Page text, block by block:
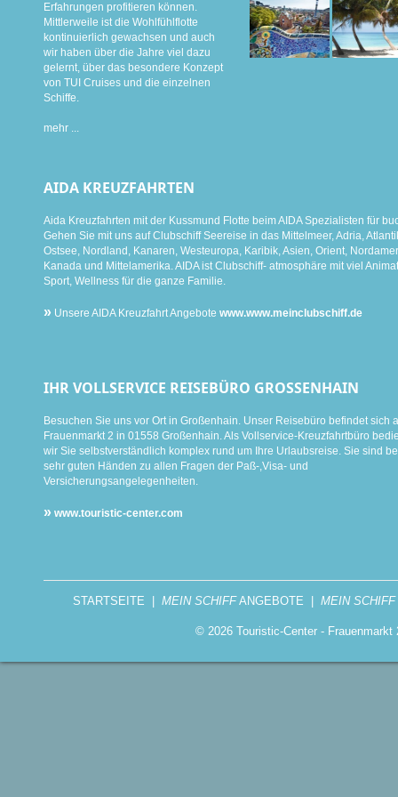
Erfahrungen profitieren können.
Mittlerweile ist die Wohlfühlflotte
kontinuierlich gewachsen und auch
wir haben über die Jahre viel dazu
gelernt, über das besondere Konzept
von TUI Cruises und die einzelnen
Schiffe.
mehr ...
AIDA KREUZFAHRTEN
Aida Kreuzfahrten mit der Kussmund Flotte beim AIDA Spezialisten für
Gehen Sie mit uns auf Clubschiff Seereise in das Mittelmeer, Adria,
Ostsee, Nordland, Kanaren, Westeuropa, Karibik, Asien, Orient,
Kanada und Mittelamerika. AIDA ist Clubschiff- atmosphäre mit viel
Sport, Wellness für die ganze Familie.
» Unsere AIDA Kreuzfahrt Angebote www.www.meinclubschiff.de
IHR VOLLSERVICE REISEBÜRO GROSSENHAIN
Besuchen Sie uns vor Ort in Großenhain. Unser Reisebüro befindet sich
Frauenmarkt 2 in 01558 Großenhain. Als Vollservice-Kreuzfahrtbüro
wir Sie selbstverständlich komplex rund um Ihre Urlaubsreise. Sie sind
sehr guten Händen zu allen Fragen der Paß-,Visa- und
Versicherungsangelegenheiten.
» www.touristic-center.com
STARTSEITE MEIN SCHIFFANGEBOTE MEIN SCHIFF
© 2026 Touristic-Center -